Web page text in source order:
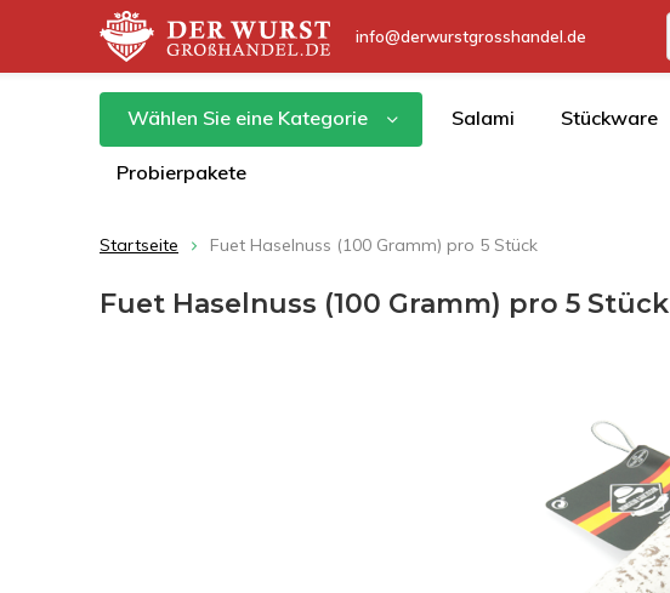
info@derwurstgrosshandel.de
Wählen Sie eine Kategorie Salami Stückware
Probierpakete
Startseite Fuet Haselnuss (100 Gramm) pro 5 Stück
Fuet Haselnuss (100 Gramm) pro 5 Stück